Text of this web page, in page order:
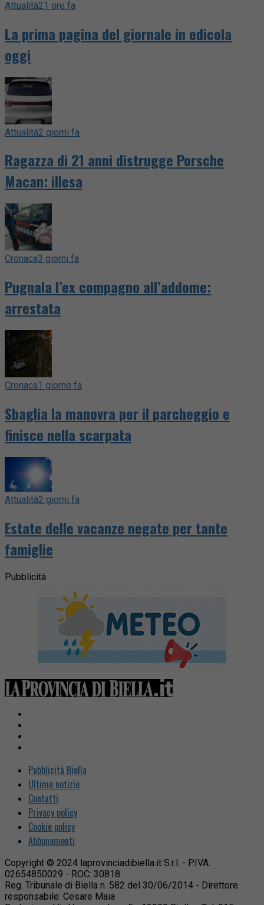
Attualità21 ore fa
La prima pagina del giornale in edicola
oggi
Attualità2 giorni fa
Ragazza di 21 anni distrugge Porsche
Macan: illesa
Cronaca3 giorni fa
Pugnala l’ex compagno all’addome:
arrestata
Cronaca1 giorno fa
Sbaglia la manovra per il parcheggio e
finisce nella scarpata
Attualità2 giorni fa
Estate delle vacanze negate per tante
famiglie
Pubblicità
Pubblicità Biella
Ultime notizie
Contatti
Privacy policy
Cookie policy
Abbonamenti
Copyright © 2024 laprovinciadibiella.it S.r.l. - P.IVA:
02654850029 - ROC: 30818
Reg. Tribunale di Biella n. 582 del 30/06/2014 - Direttore
responsabile: Cesare Maia